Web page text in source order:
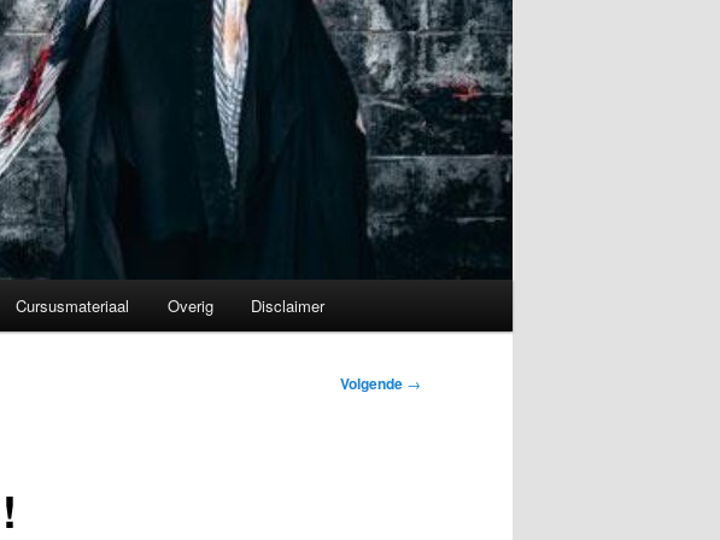
Cursusmateriaal Overig Disclaimer
Volgende →